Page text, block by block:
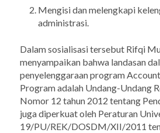
Mengisi dan melengkapi
administrasi.
Dalam sosialisasi tersebut Rifqi
menyampaikan bahwa landasan
penyelenggaraan program
ProgramadalahUndang-Undang
Nomor 12 tahun 2012 tentang
juga diperkuat oleh Peraturan
19/PU/REK/DOSDM/XII/2011